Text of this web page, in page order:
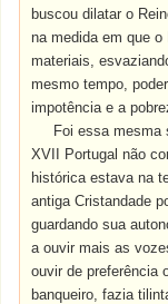
buscou dilatar o
na medida em que
materiais,
mesmo tempo,
impotência e a
Foi essa mesma
XVII Portugal não
histórica estava na
antiga Cristandade
guardando sua
a ouvir mais as
ouvir de preferência
banqueiro, fazia